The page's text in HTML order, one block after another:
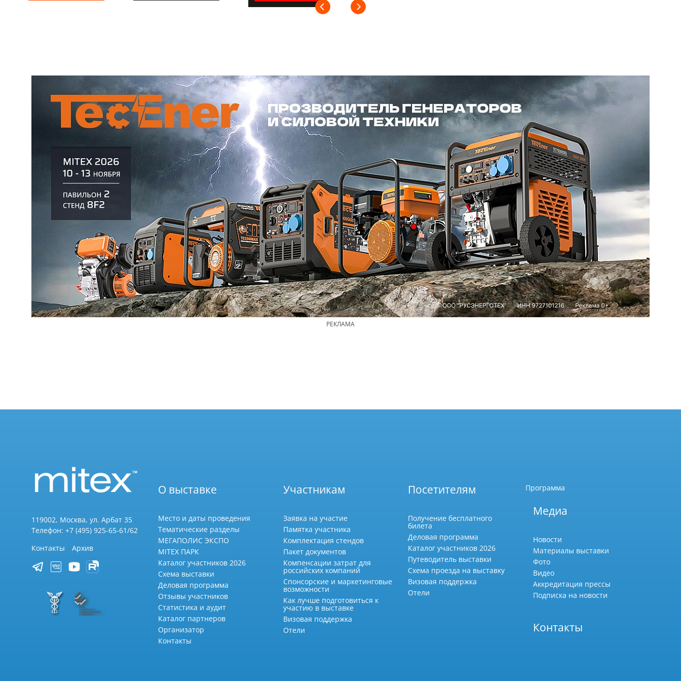
РЕКЛАМА
119002, Москва, ул. Арбат 35
Телефон: +7 (495) 925-65-61/62
Контакты
Архив
О выставке
Место и даты проведения
Тематические разделы
МЕГАПОЛИС ЭКСПО
MITEX ПАРК
Каталог участников 2026
Схема выставки
Деловая программа
Отзывы участников
Статистика и аудит
Каталог партнеров
Организатор
Контакты
Участникам
Заявка на участие
Памятка участника
Комплектация стендов
Пакет документов
Компенсации затрат для
российских компаний
Спонсорские и маркетинговые
возможности
Как лучше подготовиться к
участию в выставке
Визовая поддержка
Отели
Посетителям
Получение бесплатного
билета
Деловая программа
Каталог участников 2026
Путеводитель выставки
Схема проезда на выставку
Визовая поддержка
Отели
Программа
Медиа
Новости
Материалы выставки
Фото
Видео
Аккредитация прессы
Подписка на новости
Контакты